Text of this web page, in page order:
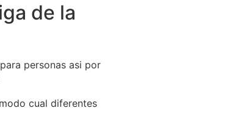
de la
personas asi­ por
cual diferentes